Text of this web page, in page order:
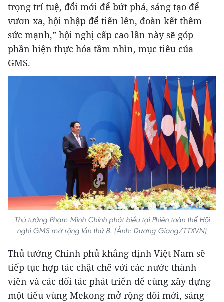
trọng trí tuệ, đổi mới để bứt phá, sáng tạo để
vươn xa, hội nhập để tiến lên, đoàn kết thêm
sức mạnh,” hội nghị cấp cao lần này sẽ góp
phần hiện thực hóa tầm nhìn, mục tiêu của
GMS.
Thủ tướng Phạm Minh Chính phát biểu tại Phiên toàn thể Hội
nghị GMS mở rộng lần thứ 8. (Ảnh: Dương Giang/TTXVN)
Thủ tướng Chính phủ khẳng định Việt Nam sẽ
tiếp tục hợp tác chặt chẽ với các nước thành
viên và các đối tác phát triển để cùng xây dựng
một tiểu vùng Mekong mở rộng đổi mới, sáng